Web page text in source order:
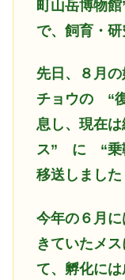
町山岳博物
で、飼育・
先日、８月
チョウの “
息し、現在
ス” に “乗
移送しました
今年の６月
きていたメ
て、孵化に